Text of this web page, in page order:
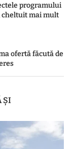
programului
cheltuit mai mult
ofertă făcută de
ȘI